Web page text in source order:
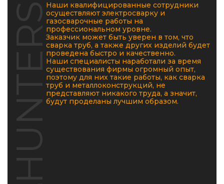
HUNTERS
Наши квалифицированные сотрудники
осуществляют электросварку и
газосварочные работы на
профессиональном уровне.
Заказчик может быть уверен в том, что
сварка труб, а также других изделий будет
проведена быстро и качественно.
Наши специалисты наработали за время
существования фирмы огромный опыт,
поэтому для них такие работы, как сварка
труб и металлоконструкций, не
представляют никакого труда, а значит,
будут проделаны лучшим образом.